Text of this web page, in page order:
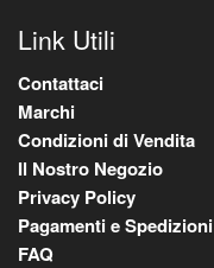
Link Utili
Contattaci
Marchi
Condizioni di Vendita
Il Nostro Negozio
Privacy Policy
Pagamenti e Spedizioni
FAQ